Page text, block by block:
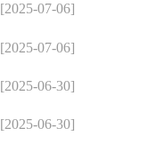
[2025-07-06]
[2025-07-06]
[2025-06-30]
[2025-06-30]